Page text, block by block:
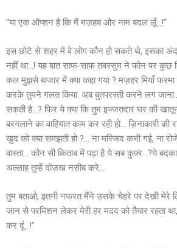
“या एक ऑप्शन है कि मैं मज़हब और नाम बदल लूँ…!”
इस छोटे से शहर में वे लोग कौन हो सकते थे, इसका
नहीं था…! यह बात साफ-साफ तबस्सुम ने फोन पर कुछ
कल मुझसे बाजार में क्या कहा गया ? मज़हर मियाँ
करके तुमने गलत किया. अब बुतपरस्ती करने लग जाना…
सकती है…? फिर ये क्या कि तुम इज्जतदार घर की
बरगलाने का वाहियात काम कर रही हो… ज़िनाकारी की
खुद को क्या समझती हो ?… ना मस्जिद कभी गई, ना
वास्ता… कौन सी किताब में पढ़ा है ये सब कुफ़्र…?ये
अल्लाह तुम्हें दोज़ख नसीब करे…
तुम बताओ, इतनी नफरत मैंने उसके चेहरे पर देखी मेरे
जान से परमिशन लेकर मेरी हर मदद को तैयार रहता
कर दूं…!”